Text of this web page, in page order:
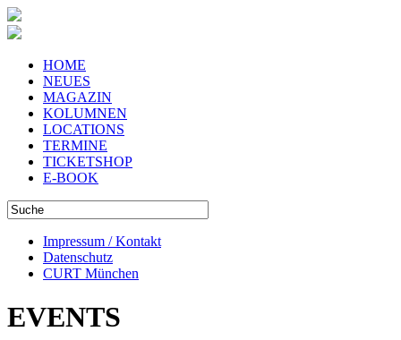
HOME
NEUES
MAGAZIN
KOLUMNEN
LOCATIONS
TERMINE
TICKETSHOP
E-BOOK
Impressum / Kontakt
Datenschutz
CURT München
EVENTS